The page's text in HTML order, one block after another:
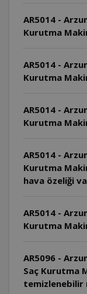
AR5014 -
Kurutma
AR5014 -
Kurutma
AR5014 -
Kurutma
AR5014 -
Kurutma
hava özeliği
AR5014 -
Kurutma
AR5096 -
Saç Kurutma
temizlenebilir